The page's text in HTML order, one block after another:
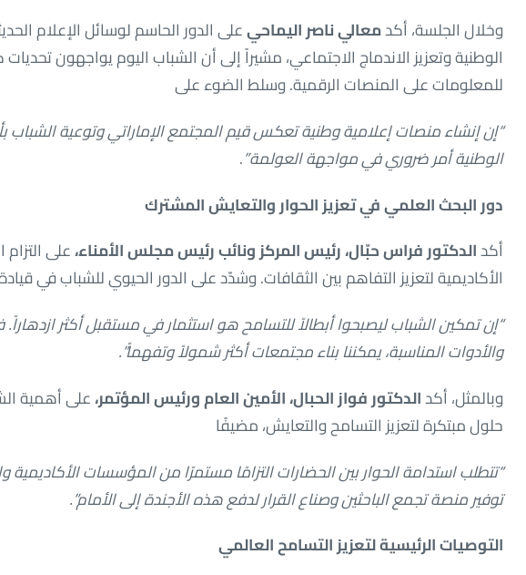
وخلال الجلسة، أكدمعالي ناصر اليماحيعلى الدور الحاسم لوسائل الإعلام
الوطنية وتعزيز الاندماج الاجتماعي، مشيراً إلى أن الشباب اليوم يواجهون
للمعلومات على المنصات الرقمية. وسلط الضوء على
“إن إنشاء منصات إعلامية وطنية تعكس قيم المجتمع الإماراتي وتوعية الشباب
الوطنية أمر ضروري في مواجهة العولمة”.
دور البحث العلمي في تعزيز الحوار والتعايش المشترك
أكدالدكتور فراس حبّال، رئيس المركز ونائب رئيس مجلس الأمناء،على
الأكاديمية لتعزيز التفاهم بين الثقافات. وشدّد على الدور الحيوي للشباب في
“إن تمكين الشباب ليصبحوا أبطالاً للتسامح هو استثمار في مستقبل أكثر
والأدوات المناسبة، يمكننا بناء مجتمعات أكثر شمولاً وتفهماً”.
وبالمثل، أكدالدكتور فواز الحبال، الأمين العام ورئيس المؤتمر،على أهمية
حلول مبتكرة لتعزيز التسامح والتعايش، مضيفًا
“تتطلب استدامة الحوار بين الحضارات التزامًا مستمرًا من المؤسسات الأكاديمية
توفير منصة تجمع الباحثين وصناع القرار لدفع هذه الأجندة إلى الأمام”.
التوصيات الرئيسية لتعزيز التسامح العالمي